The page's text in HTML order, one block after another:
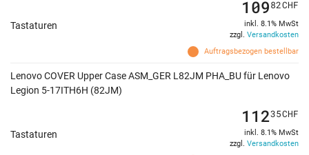
Tastaturen
Auftragsbezogen bestellbar
10982CHF
inkl. 8.1% MwSt
zzgl. Versandkosten
Lenovo COVER Upper Case ASM_GER L82JM PHA_BU für Lenovo
Legion 5-17ITH6H (82JM)
Tastaturen
11235CHF
inkl. 8.1% MwSt
zzgl. Versandkosten